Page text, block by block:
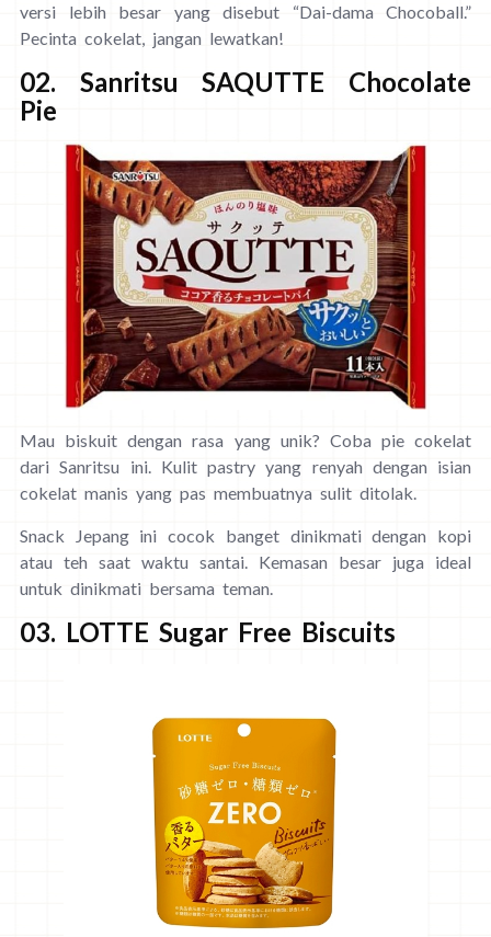
versi lebih besar yang disebut “Dai-dama Chocoball.”
Pecinta cokelat, jangan lewatkan!
02. Sanritsu SAQUTTE Chocolate
Pie
Mau biskuit dengan rasa yang unik? Coba pie cokelat
dari Sanritsu ini. Kulit pastry yang renyah dengan isian
cokelat manis yang pas membuatnya sulit ditolak.
Snack Jepang ini cocok banget dinikmati dengan kopi
atau teh saat waktu santai. Kemasan besar juga ideal
untuk dinikmati bersama teman.
03. LOTTE Sugar Free Biscuits